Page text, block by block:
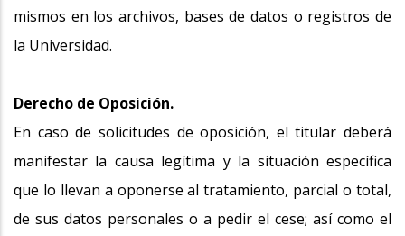
mismos en los archivos, bases de datos o registros de
la Universidad.
Derecho de Oposición.
En caso de solicitudes de oposición, el titular deberá
manifestar la causa legítima y la situación específica
que lo llevan a oponerse al tratamiento, parcial o total,
de sus datos personales o a pedir el cese; así como el